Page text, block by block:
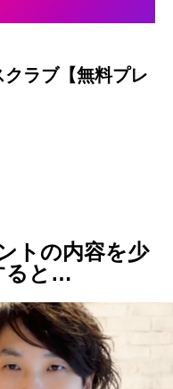
ラブ【無料プレ
トの内容を少
ると…